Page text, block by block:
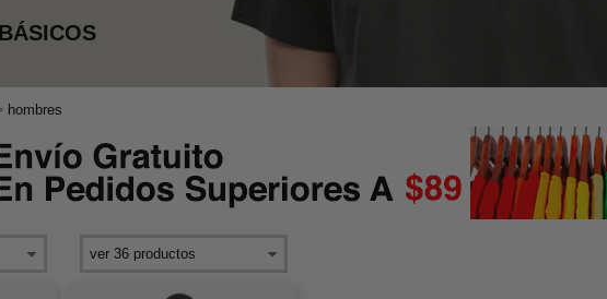
BÁSICOS
hombres